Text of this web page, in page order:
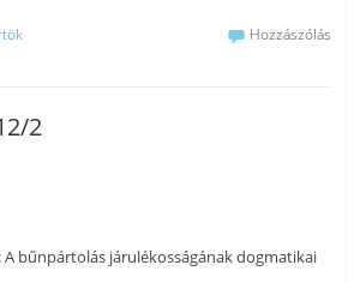
Hozzászólás
2
A bűnpártolás járulékosságának dogmatikai